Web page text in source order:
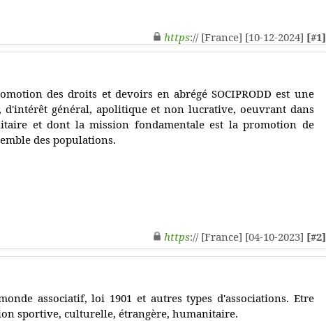
https:// [France] [10-12-2024] [#1]
des droits et devoirs en abrégé SOCIPRODD est une
d'intérêt général, apolitique et non lucrative, oeuvrant dans
et dont la mission fondamentale est la promotion de
des populations.
https:// [France] [04-10-2023] [#2]
associatif, loi 1901 et autres types d'associations. Etre
sportive, culturelle, étrangère, humanitaire.